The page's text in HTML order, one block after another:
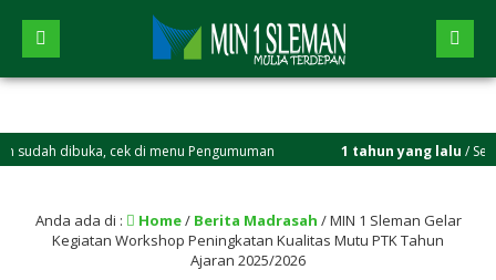
cek di menu Pengumuman 1 tahun yang lalu/ Selamat
Anda ada di : Home/ Berita Madrasah /MIN 1 Sleman Gelar
Kegiatan Workshop Peningkatan Kualitas Mutu PTK Tahun
Ajaran 2025/2026